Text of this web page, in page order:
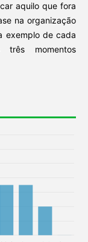
aquilo que fora
na organização
exemplo de cada
momentos